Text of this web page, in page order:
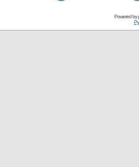
Powered by